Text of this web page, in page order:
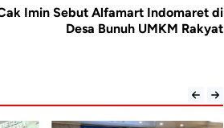
Imin Sebut Alfamart Indomaret di
Desa Bunuh UMKM Rakyat